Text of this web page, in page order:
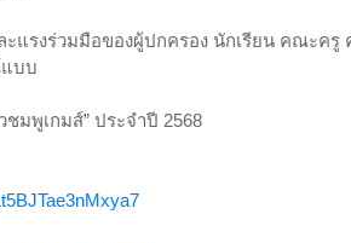
แรงร่วมมือของผู้ปกครอง นักเรียน คณะค
บบ
มพูเกมส์” ประจำปี 2568